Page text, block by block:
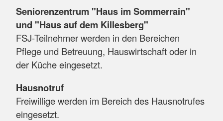
Seniorenzentrum "Haus im Sommerrain"
und "Haus auf dem Killesberg"
FSJ-Teilnehmer werden in den Bereichen
Pflege und Betreuung, Hauswirtschaft oder in
der Küche eingesetzt.
Hausnotruf
Freiwillige werden im Bereich des Hausnotrufes
eingesetzt.